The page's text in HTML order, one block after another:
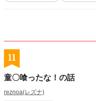
11
童〇喰ったな！の話
reznoa(レズナ)